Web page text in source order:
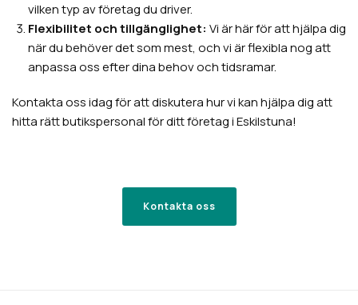
vilken typ av företag du driver.
Flexibilitet och tillgänglighet: Vi är här för att hjälpa dig
när du behöver det som mest, och vi är flexibla nog att
anpassa oss efter dina behov och tidsramar.
Kontakta oss idag för att diskutera hur vi kan hjälpa dig att
hitta rätt butikspersonal för ditt företag i Eskilstuna!
Kontakta oss